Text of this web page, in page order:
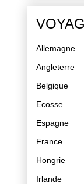
Allemagne
Angleterre
Belgique
Ecosse
Espagne
France
Hongrie
Irlande